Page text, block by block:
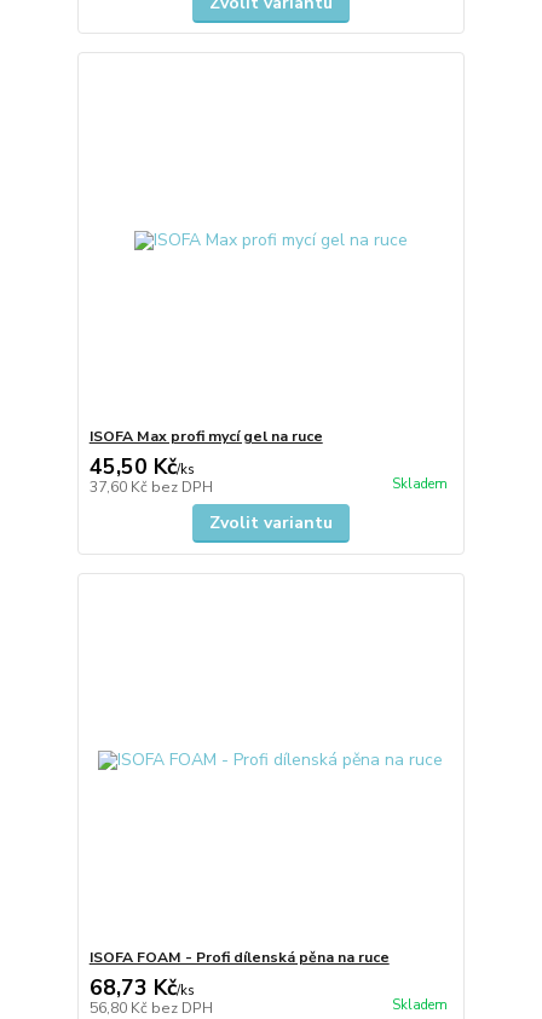
ISOFA Max profi mycí gel na ruce
45,50 Kč/ks
37,60 Kč bez DPH Skladem
Zvolit variantu
ISOFA FOAM - Profi dílenská pěna na ruce
68,73 Kč/ks
56,80 Kč bez DPH Skladem